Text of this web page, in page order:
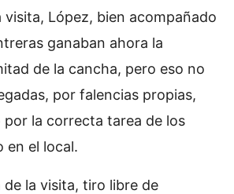
visita, López, bien acompañado
ganaban ahora la
de la cancha, pero eso no
por falencias propias,
la correcta tarea de los
en el local.
de la visita, tiro libre de